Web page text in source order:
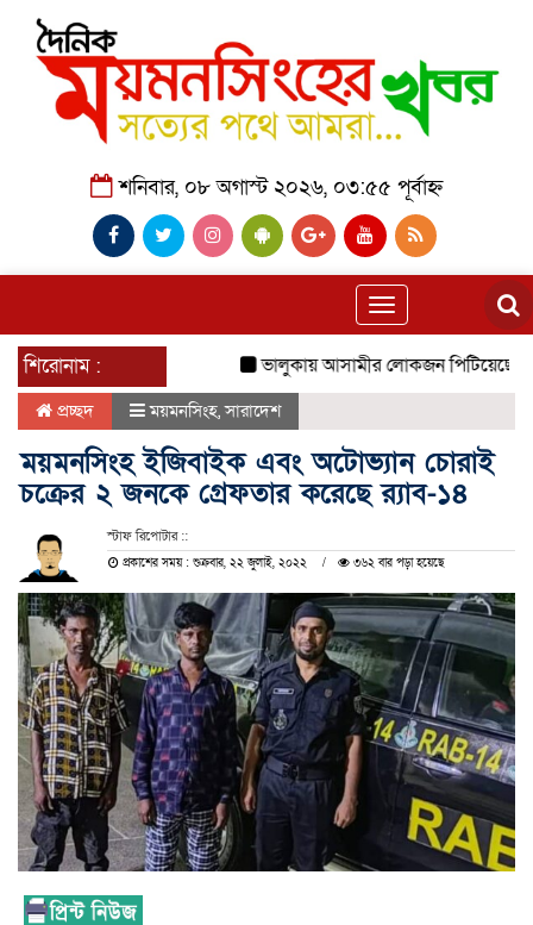
শনিবার, ০৮ অগাস্ট ২০২৬, ০৩:৫৫ পূর্বাহ্ন
Toggle
navigation
শিরোনাম : ভালুকায় আসামীর লোকজন পিটিয়েছে
প্রচ্ছদ ময়মনসিংহ,সারাদেশ
ময়মনসিংহ ইজিবাইক এবং অটোভ্যান চোরাই
চক্রের ২ জনকে গ্রেফতার করেছে র‌্যাব-১৪
স্টাফ রিপোটার ::
প্রকাশের সময় : শুক্রবার, ২২ জুলাই, ২০২২ ৩৬২ বার পড়া হয়েছে